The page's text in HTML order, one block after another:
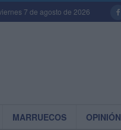
7 de agosto de 2026
MARRUECOS OPINIÓN